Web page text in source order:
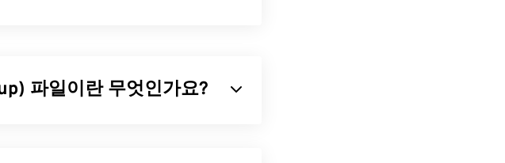
파일이란 무엇인가요?